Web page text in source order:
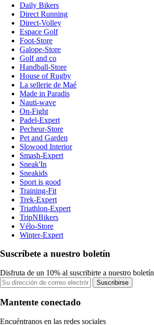
Daily Bikers
Direct Running
Direct-Volley
Espace Golf
Foot-Store
Galope-Store
Golf and co
Handball-Store
House of Rugby
La sellerie de Maé
Made in Paradis
Nauti-wave
On-Fight
Padel-Expert
Pecheur-Store
Pet and Garden
Slowood Interior
Smash-Expert
Sneak'In
Sneakids
Sport is good
Training-Fit
Trek-Expert
Triathlon-Expert
TripNBikers
Vélo-Store
Winter-Expert
Suscríbete a nuestro boletín
Disfruta de un 10% al suscribirte a nuestro boletín
Suscribirse
Mantente conectado
Encuéntranos en las redes sociales